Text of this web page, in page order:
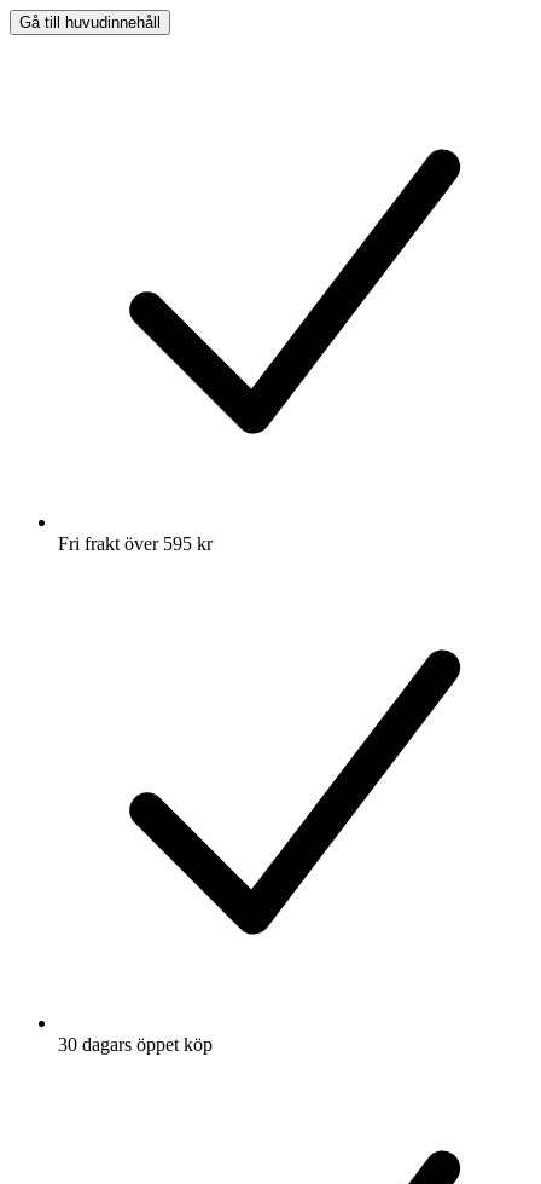
Gå till huvudinnehåll
Fri frakt över 595 kr
30 dagars öppet köp